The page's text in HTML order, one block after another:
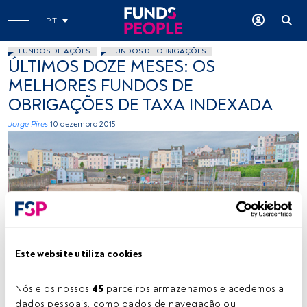
Este website utiliza cookies
Nós e os nossos 45 parceiros armazenamos e acedemos a
dados pessoais, como dados de navegação ou
PT
FUNDOS DE AÇÕES FUNDOS DE OBRIGAÇÕES
ÚLTIMOS DOZE MESES: OS
MELHORES FUNDOS DE
OBRIGAÇÕES DE TAXA INDEXADA
Jorge Pires 10 dezembro 2015
Tempo de leitura:2 min.